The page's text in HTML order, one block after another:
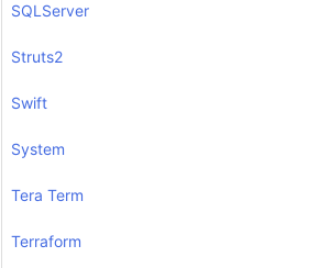
SQLServer
Struts2
Swift
System
Tera Term
Terraform